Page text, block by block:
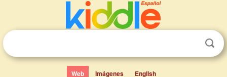
Web Imágenes English